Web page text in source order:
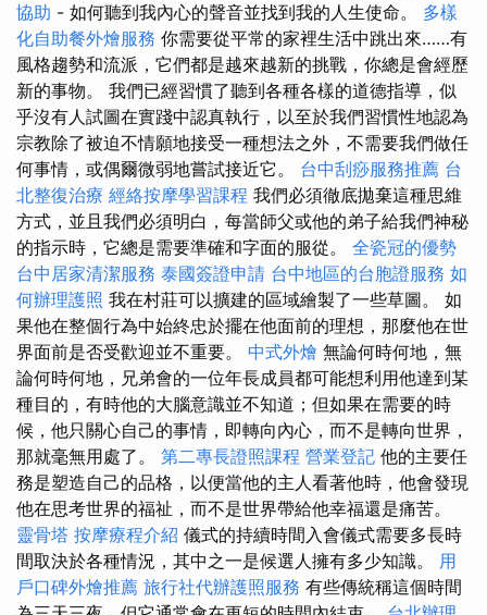
協助 - 如何聽到我內心的聲音並找到我的人生使命。 多樣
化自助餐外燴服務 你需要從平常的家裡生活中跳出來……有
風格趨勢和流派，它們都是越來越新的挑戰，你總是會經歷
新的事物。 我們已經習慣了聽到各種各樣的道德指導，似
乎沒有人試圖在實踐中認真執行，以至於我們習慣性地認為
宗教除了被迫不情願地接受一種想法之外，不需要我們做任
何事情，或偶爾微弱地嘗試接近它。 台中刮痧服務推薦 台
北整復治療 經絡按摩學習課程 我們必須徹底拋棄這種思維
方式，並且我們必須明白，每當師父或他的弟子給我們神秘
的指示時，它總是需要準確和字面的服從。 全瓷冠的優勢
台中居家清潔服務 泰國簽證申請 台中地區的台胞證服務 如
何辦理護照 我在村莊可以擴建的區域繪製了一些草圖。 如
果他在整個行為中始終忠於擺在他面前的理想，那麼他在世
界面前是否受歡迎並不重要。 中式外燴 無論何時何地，無
論何時何地，兄弟會的一位年長成員都可能想利用他達到某
種目的，有時他的大腦意識並不知道；但如果在需要的時
候，他只關心自己的事情，即轉向內心，而不是轉向世界，
那就毫無用處了。 第二專長證照課程 營業登記 他的主要任
務是塑造自己的品格，以便當他的主人看著他時，他會發現
他在思考世界的福祉，而不是世界帶給他幸福還是痛苦。
靈骨塔 按摩療程介紹 儀式的持續時間入會儀式需要多長時
間取決於各種情況，其中之一是候選人擁有多少知識。 用
戶口碑外燴推薦 旅行社代辦護照服務 有些傳統稱這個時間